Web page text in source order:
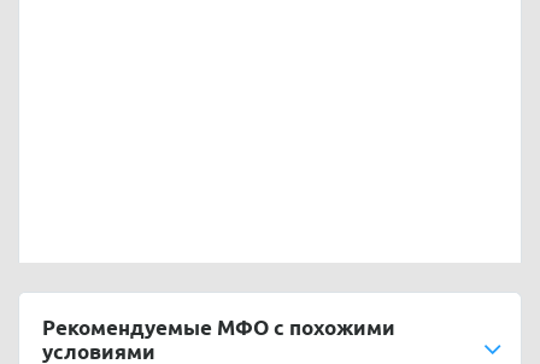
Рекомендуемые МФО с похожими
условиями